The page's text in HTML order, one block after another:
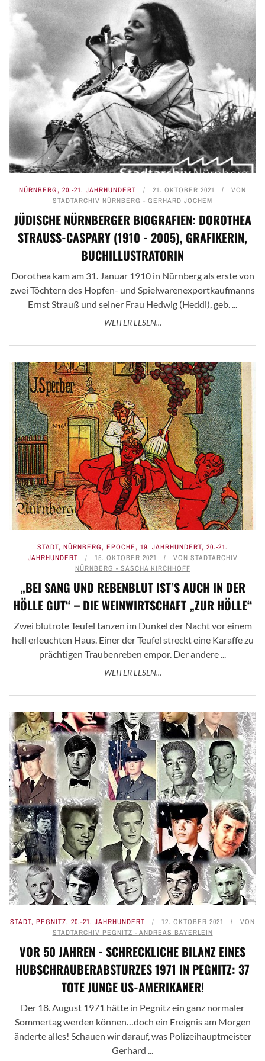
NÜRNBERG, 20.-21. JAHRHUNDERT 21. OKTOBER 2021
VON
STADTARCHIV NÜRNBERG - GERHARD JOCHEM
JÜDISCHE NÜRNBERGER BIOGRAFIEN: DOROTHEA
STRAUSS-CASPARY (1910 - 2005), GRAFIKERIN, B
UCHILLUSTRATORIN
Dorothea kam am 31. Januar 1910 in Nürnberg als erste von
zwei Töchtern des Hopfen- und Spielwarenexportkaufmanns
Ernst Strauß und seiner Frau Hedwig (Heddi), geb. ...
WEITER LESEN...
STADT, NÜRNBERG, EPOCHE, 19. JAHRHUNDERT, 20.-21.
JAHRHUNDERT
15. OKTOBER 2021 VON STADTARCHIV
NÜRNBERG - SASCHA KIRCHHOFF
„BEI SANG UND REBENBLUT IST’S AUCH IN DER
HÖLLE GUT“ – DIE WEINWIRTSCHAFT „ZUR HÖLLE“
Zwei blutrote Teufel tanzen im Dunkel der Nacht vor einem
hell erleuchten Haus. Einer der Teufel streckt eine Karaffe zu
prächtigen Traubenreben empor. Der andere ...
WEITER LESEN...
STADT, PEGNITZ, 20.-21. JAHRHUNDERT 12. OKTOBER 2021
VON
STADTARCHIV PEGNITZ - ANDREAS BAYERLEIN
VOR 50 JAHREN - SCHRECKLICHE BILANZ EINES
HUBSCHRAUBERABSTURZES 1971 IN PEGNITZ: 37
TOTE JUNGE US-AMERIKANER!
Der 18. August 1971 hätte in Pegnitz ein ganz normaler
Sommertag werden können…doch ein Ereignis am Morgen
änderte alles! Schauen wir darauf, was Polizeihauptmeister
Gerhard ...